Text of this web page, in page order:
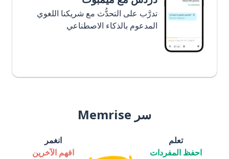
تدرَّب على التحدُّث مع شريكنا اللغوي
المدعوم بالذكاء الاصطناعي
سر Memrise
تعلم
احفظ المفردات
انغمر
افهم الآخرين